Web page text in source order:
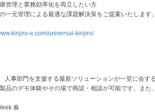
管理と業務効率化を両立したい方
一元管理による最適な課題解決策をご提案いたします。
e.com/universal-kinjiro/
人事部門を支援する最新ソリューションが一堂に会す
品のデモ体験やその場で商談・相談が可能です。ま
春